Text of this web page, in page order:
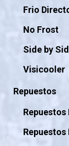
Frio
No Frost
Side by
Visicooler
Repuestos
Repuestos